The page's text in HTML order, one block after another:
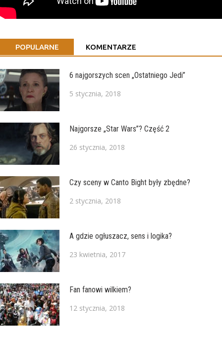
POPULARNE KOMENTARZE
6 najgorszych scen „Ostatniego Jedi”
5 stycznia, 2018
Najgorsze „Star Wars”? Część 2
26 stycznia, 2018
Czy sceny w Canto Bight były zbędne?
2 stycznia, 2018
A gdzie ogłuszacz, sens i logika?
23 kwietnia, 2017
Fan fanowi wilkiem?
12 stycznia, 2018